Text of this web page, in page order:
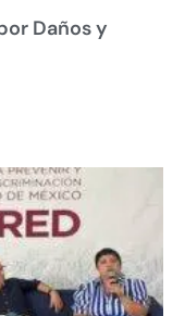
Daños y